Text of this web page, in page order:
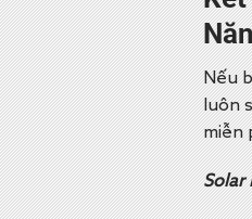
Nếu
luôn
miễn
Solar